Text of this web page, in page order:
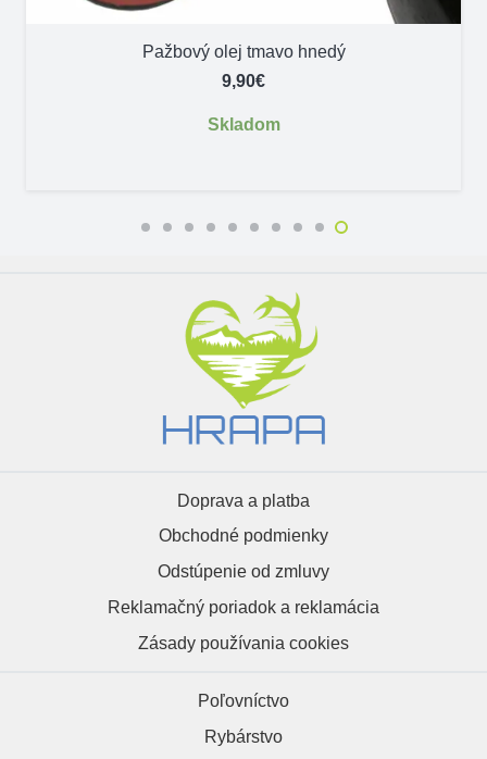
Pažbový olej tmavo hnedý
9,90€
Skladom
Doprava a platba
Obchodné podmienky
Odstúpenie od zmluvy
Reklamačný poriadok a reklamácia
Zásady používania cookies
Poľovníctvo
Rybárstvo